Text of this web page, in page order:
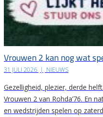
Vrouwen 2 kan nog wat
31 JULI 2026 | NIEUWS
Gezelligheid, plezier, derde
Vrouwen 2 van Rohda’76. En
en wedstrijden spelen op